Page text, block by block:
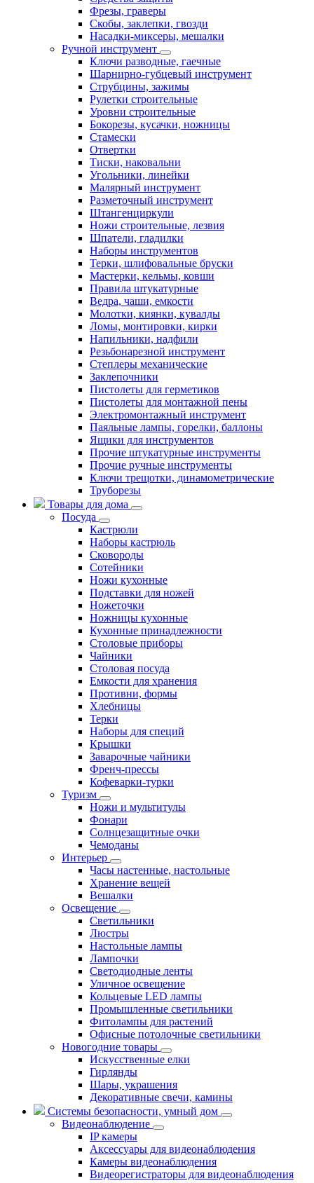
Фрезы, граверы
Скобы, заклепки, гвозди
Насадки-миксеры, мешалки
Ручной инструмент
Ключи разводные, гаечные
Шарнирно-губцевый инструмент
Струбцины, зажимы
Рулетки строительные
Уровни строительные
Бокорезы, кусачки, ножницы
Стамески
Отвертки
Тиски, наковальни
Угольники, линейки
Малярный инструмент
Разметочный инструмент
Штангенциркули
Ножи строительные, лезвия
Шпатели, гладилки
Наборы инструментов
Терки, шлифовальные бруски
Мастерки, кельмы, ковши
Правила штукатурные
Ведра, чаши, емкости
Молотки, киянки, кувалды
Ломы, монтировки, кирки
Напильники, надфили
Резьбонарезной инструмент
Степлеры механические
Заклепочники
Пистолеты для герметиков
Пистолеты для монтажной пены
Электромонтажный инструмент
Паяльные лампы, горелки, баллоны
Ящики для инструментов
Прочие штукатурные инструменты
Прочие ручные инструменты
Ключи трещотки, динамометрические
Труборезы
Товары для дома
Посуда
Кастрюли
Наборы кастрюль
Сковороды
Сотейники
Ножи кухонные
Подставки для ножей
Ножеточки
Ножницы кухонные
Кухонные принадлежности
Столовые приборы
Чайники
Столовая посуда
Емкости для хранения
Противни, формы
Хлебницы
Терки
Наборы для специй
Крышки
Заварочные чайники
Френч-прессы
Кофеварки-турки
Туризм
Ножи и мультитулы
Фонари
Солнцезащитные очки
Чемоданы
Интерьер
Часы настенные, настольные
Хранение вещей
Вешалки
Освещение
Светильники
Люстры
Настольные лампы
Лампочки
Светодиодные ленты
Уличное освещение
Кольцевые LED лампы
Промышленные светильники
Фитолампы для растений
Офисные потолочные светильники
Новогодние товары
Искусственные елки
Гирлянды
Шары, украшения
Декоративные свечи, камины
Системы безопасности, умный дом
Видеонаблюдение
IP камеры
Аксессуары для видеонаблюдения
Камеры видеонаблюдения
Видеорегистраторы для видеонаблюдения